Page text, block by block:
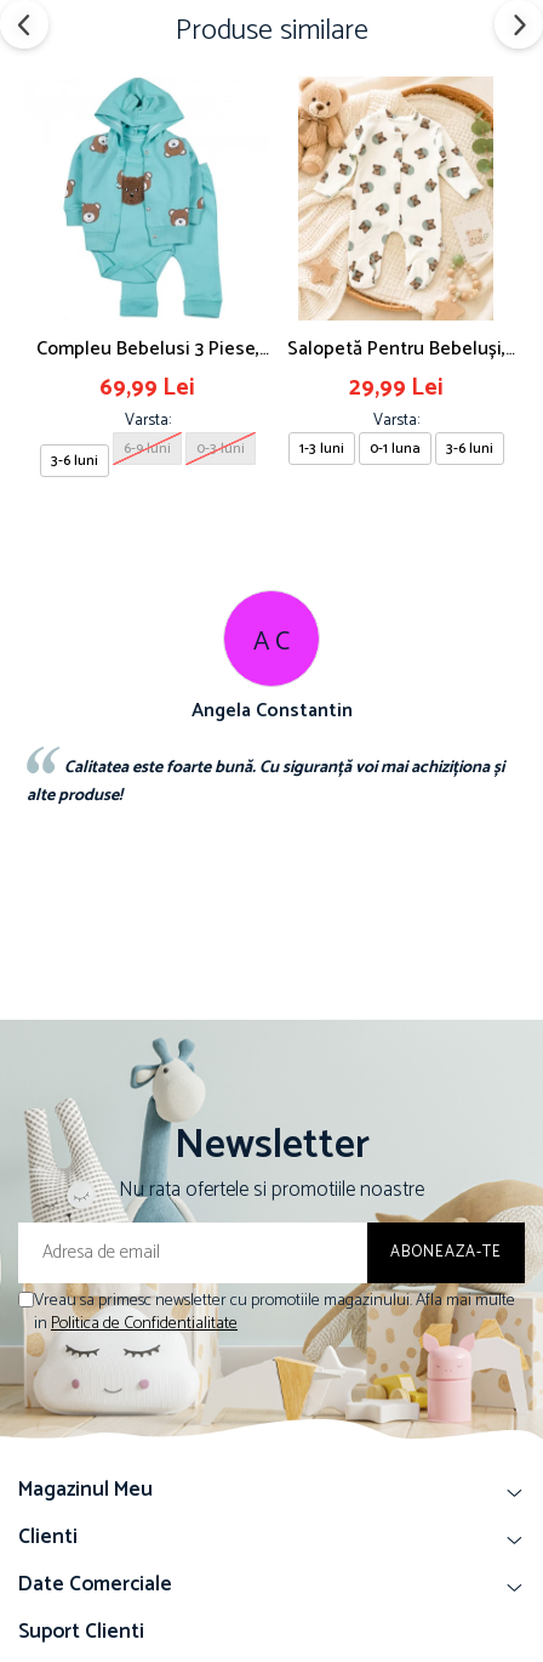
Produse similare
Compleu Bebelusi 3 Piese,
Model Ursulet, Safir
69,99 Lei
Varsta:
3-6 luni
6-9 luni 0-3 luni
Salopetă Pentru Bebeluși,
Imprimeu Ursuleți
29,99 Lei
Varsta:
1-3 luni 0-1 luna 3-6 luni
A C
Angela Constantin
Calitatea este foarte bună. Cu siguranță voi mai achiziționa și
alte produse!
Newsletter
Nu rata ofertele si promotiile noastre
Vreau sa primesc newsletter cu promotiile magazinului. Afla mai multe
inPolitica de Confidentialitate
Magazinul Meu
Clienti
Date Comerciale
Suport Clienti